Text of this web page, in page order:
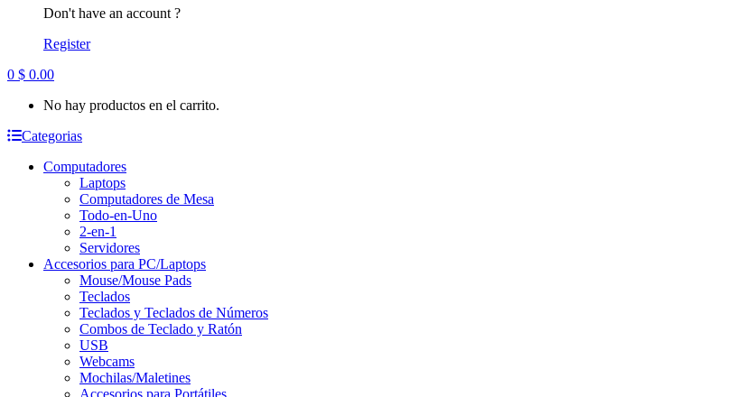
Don't have an account ?
Register
0 $ 0.00
No hay productos en el carrito.
Categorias
Computadores
Laptops
Computadores de Mesa
Todo-en-Uno
2-en-1
Servidores
Accesorios para PC/Laptops
Mouse/Mouse Pads
Teclados
Teclados y Teclados de Números
Combos de Teclado y Ratón
USB
Webcams
Mochilas/Maletines
Accesorios para Portátiles